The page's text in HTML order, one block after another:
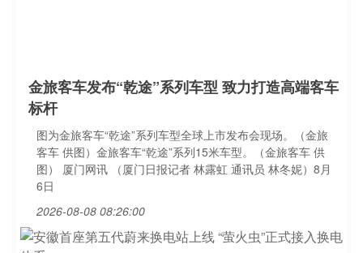
金旅客车发布“乾途”系列车型 致力打造高端客车
标杆
图为金旅客车“乾途”系列车型全球上市发布会现场。（金旅
客车 供图）金旅客车“乾途”系列15米车型。（金旅客车 供
图） 厦门网讯 （厦门日报记者 林露虹 通讯员 林冬妮）8月
6日
2026-08-08 08:26:00